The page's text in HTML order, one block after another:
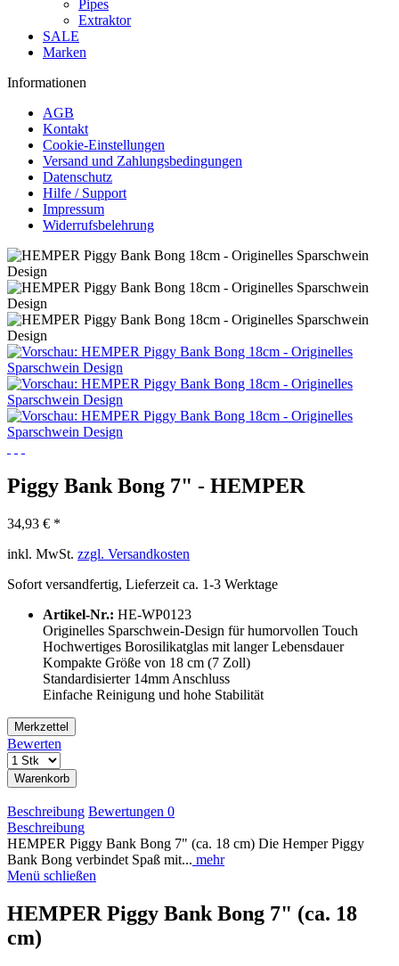
Pipes
Extraktor
SALE
Marken
Informationen
AGB
Kontakt
Cookie-Einstellungen
Versand und Zahlungsbedingungen
Datenschutz
Hilfe / Support
Impressum
Widerrufsbelehrung
Piggy Bank Bong 7" - HEMPER
34,93 € *
inkl. MwSt. zzgl. Versandkosten
Sofort versandfertig, Lieferzeit ca. 1-3 Werktage
Artikel-Nr.: HE-WP0123
Originelles Sparschwein-Design für humorvollen Touch
Hochwertiges Borosilikatglas mit langer Lebensdauer
Kompakte Größe von 18 cm (7 Zoll)
Standardisierter 14mm Anschluss
Einfache Reinigung und hohe Stabilität
Merkzettel
Bewerten
Warenkorb
Beschreibung Bewertungen 0
Beschreibung
HEMPER Piggy Bank Bong 7" (ca. 18 cm) Die Hemper Piggy
Bank Bong verbindet Spaß mit... mehr
Menü schließen
HEMPER Piggy Bank Bong 7" (ca. 18
cm)